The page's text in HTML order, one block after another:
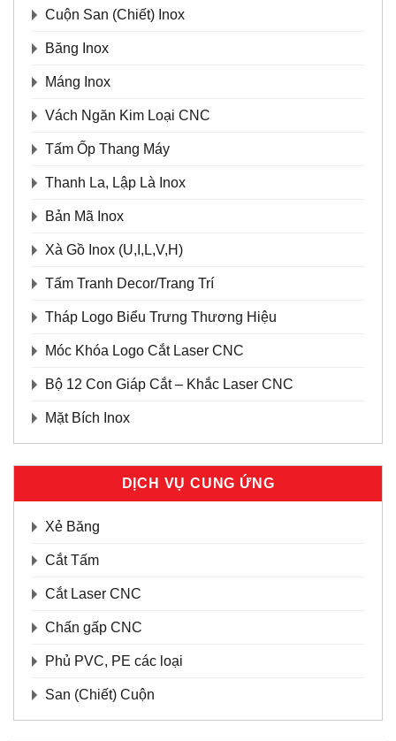
Cuộn San (Chiết) Inox
Băng Inox
Máng Inox
Vách Ngăn Kim Loại CNC
Tấm Ốp Thang Máy
Thanh La, Lập Là Inox
Bản Mã Inox
Xà Gồ Inox (U,I,L,V,H)
Tấm Tranh Decor/Trang Trí
Tháp Logo Biểu Trưng Thương Hiệu
Móc Khóa Logo Cắt Laser CNC
Bộ 12 Con Giáp Cắt – Khắc Laser CNC
Mặt Bích Inox
DỊCH VỤ CUNG ỨNG
Xẻ Băng
Cắt Tấm
Cắt Laser CNC
Chấn gấp CNC
Phủ PVC, PE các loại
San (Chiết) Cuộn